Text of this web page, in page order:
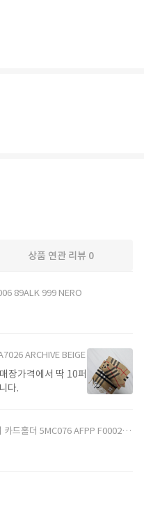
상품 연관 리뷰 0
89ALK 999 NERO
ARCHIVE BEIGE
장가격에서 딱 10퍼
다.
홀더 5MC076 AFPP F0002 NERO